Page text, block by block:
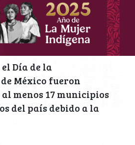
Día de la
México fueron
menos 17 municipios
del país debido a la